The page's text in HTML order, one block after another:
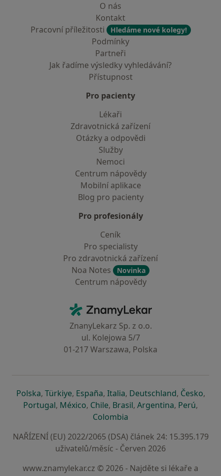
O nás
Kontakt
Pracovní příležitosti
Hledáme nové kolegy!
Podmínky
Partneři
Jak řadíme výsledky vyhledávání?
Přístupnost
Pro pacienty
Lékaři
Zdravotnická zařízení
Otázky a odpovědi
Služby
Nemoci
Centrum nápovědy
Mobilní aplikace
Blog pro pacienty
Pro profesionály
Ceník
Pro specialisty
Pro zdravotnická zařízení
Noa Notes
Novinka
Centrum nápovědy
ZnamyLekar - Hlavní stránka
ZnanyLekarz Sp. z o.o.
ul. Kolejowa 5/7
01-217 Warszawa, Polska
Polskase otevře v nové záložce
, Türkiyese otevře v nové záložce
, Españase otevře v nové záložce
, Italiase otevře v nové záložce
, Deutschlandse otevře v
, Českose
,
Portugalse otevře v nové záložce
, Méxicose otevře v nové záložce
, Chilese otevře v nové záložce
, Brasilse otevře v nové
, Argentinase otevře v
, Perúse
,
Colombia
NAŘÍZENÍ (EU) 2022/2065 (DSA) článek 24: 15.395.179
uživatelů/měsíc - Červen 2026
www.znamylekar.cz © 2026 - Najděte si lékaře a